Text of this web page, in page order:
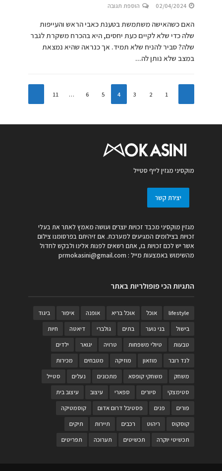
02/04/2024 הוספת תגובה
האם כשהאישה משתמשת בטענת כאבי הראש והעייפות
שלה כדי שלא לקיים כעת יחסים, היא בהכרח משקרת לגבר
שלה? סביר להניח שלא תמיד. אך כנראה שהיא נמצאת
במצב שלא נותן לה...
1
2
3
4
5
6
…
11
מוקסיני מגזין לייף סטייל
יצירת קשר
מגזין מוקסיני מכבד זכויות יוצרים ועושה מאמץ לאתר את בעלי
זכויות בצילומים המגיעים למערכת. אם זיהיתם בפרסומנו צילום
אשר יש לכם זכויות בו, אתם רשאים לפנות אלינו ולבקש לחדול
מהשימוש באמצעות מייל : prmokasini@gmail.com
התגיות הכי פופולריות באתר
lifestyle אוכל אוכל בריא אופנה איפור
ביגוד
בישול
בני נוער בתים גולברי דיאטה
חיות
טבעות
טיולי משפחות טרויה יגואר
ילדים
לנד רובר
מוזאון מוזיקה מטבחים
מכירות
משחק
משחקי קופסא מתכונים נעלים
סטייל
סטימצקי
סיורים ספארי עיצוב
עיצוב בית
פורים
פנים פסטיבל דרום אדום
קוסמטיקה
קוסקוס
ריהוט רכבים תיירות
תיקים
תכשיטי יוקרה
תכשיטים תערוכה תפריטים